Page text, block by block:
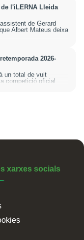
l'iLERNA Lleida
de Gerard
Albert Mateus deixa
2026-
un total de vuit
competició oficial
xarxes socials